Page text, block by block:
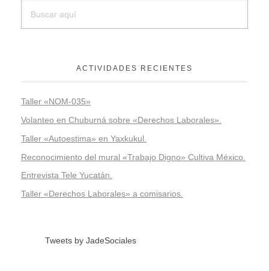
ACTIVIDADES RECIENTES
Taller «NOM-035»
Volanteo en Chuburná sobre «Derechos Laborales».
Taller «Autoestima» en Yaxkukul.
Reconocimiento del mural «Trabajo Digno» Cultiva México.
Entrevista Tele Yucatán.
Taller «Derechos Laborales» a comisarios.
Tweets by JadeSociales